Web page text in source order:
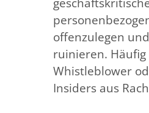
offenzulegen
ruinieren.
Whistleblower
Insiders aus